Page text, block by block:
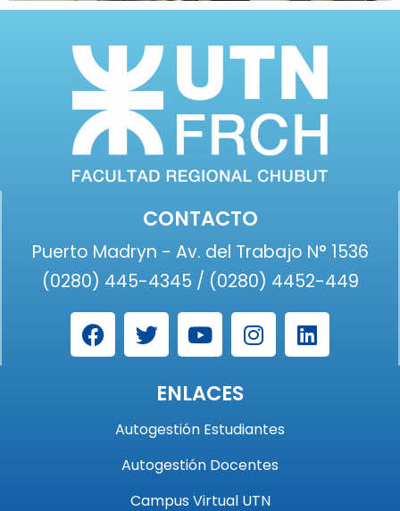
CONTACTO
Puerto Madryn - Av. del Trabajo N° 1536
(0280) 445-4345 / (0280) 4452-449
ENLACES
Autogestión Estudiantes
Autogestión Docentes
Campus Virtual UTN